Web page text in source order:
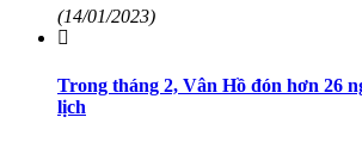
(14/01/2023)
Trong tháng 2, Vân Hồ đón hơn 26
lịch